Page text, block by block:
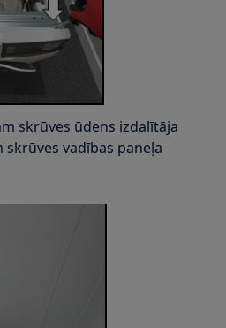
skrūves ūdens izdalītāja
skrūves vadības paneļa